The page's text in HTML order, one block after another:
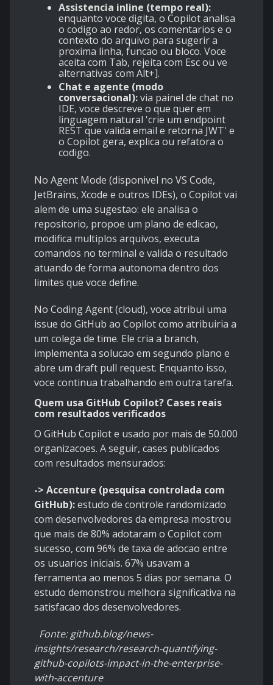
Assistencia inline (tempo real):
enquanto voce digita, o Copilot analisa
o codigo ao redor, os comentarios e o
contexto do arquivo para sugerir a
proxima linha, funcao ou bloco. Voce
aceita com Tab, rejeita com Esc ou ve
alternativas com Alt+].
Chat e agente (modo
conversacional):via painel de chat no
IDE, voce descreve o que quer em
linguagem natural 'crie um endpoint
REST que valida email e retorna JWT' e
o Copilot gera, explica ou refatora o
codigo.
No Agent Mode (disponivel no VS Code,
JetBrains, Xcode e outros IDEs), o Copilot vai
alem de uma sugestao: ele analisa o
repositorio, propoe um plano de edicao,
modifica multiplos arquivos, executa
comandos no terminal e valida o resultado
atuando de forma autonoma dentro dos
limites que voce define.
No Coding Agent (cloud), voce atribui uma
issue do GitHub ao Copilot como atribuiria a
um colega de time. Ele cria a branch,
implementa a solucao em segundo plano e
abre um draft pull request. Enquanto isso,
voce continua trabalhando em outra tarefa.
Quem usa GitHub Copilot? Cases reais
com resultados verificados
O GitHub Copilot e usado por mais de 50.000
organizacoes. A seguir, cases publicados
com resultados mensurados:
-> Accenture (pesquisa controlada com
GitHub):estudo de controle randomizado
com desenvolvedores da empresa mostrou
que mais de 80% adotaram o Copilot com
sucesso, com 96% de taxa de adocao entre
os usuarios iniciais. 67% usavam a
ferramenta ao menos 5 dias por semana. O
estudo demonstrou melhora significativa na
satisfacao dos desenvolvedores.
Fonte: github.blog/news-
insights/research/research-quantifying-
github-copilots-impact-in-the-enterprise-
with-accenture